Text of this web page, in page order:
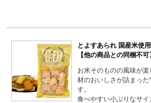
とよすあられ 国産米使
【他の商品との同梱不可
お米そのものの風味が
材のおいしさが詰まった
す。
食べやすい小ぶりなサ